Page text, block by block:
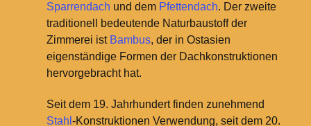
Sparrendach und dem Pfettendach. Der zweite
traditionell bedeutende Naturbaustoff der
Zimmerei ist Bambus, der in Ostasien
eigenständige Formen der Dachkonstruktionen
hervorgebracht hat.
Seit dem 19. Jahrhundert finden zunehmend
Stahl -Konstruktionen Verwendung, seit dem 20.